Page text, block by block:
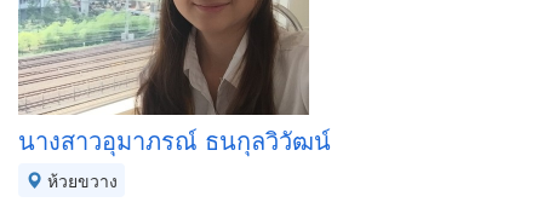
นางสาวอุมาภรณ์ ธนกุลวิวัฒน์
ห้วยขวาง